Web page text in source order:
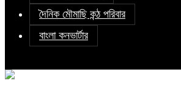
দৈনিক মৌমাছি কন্ঠ পরিবার
বাংলা কনভার্টার